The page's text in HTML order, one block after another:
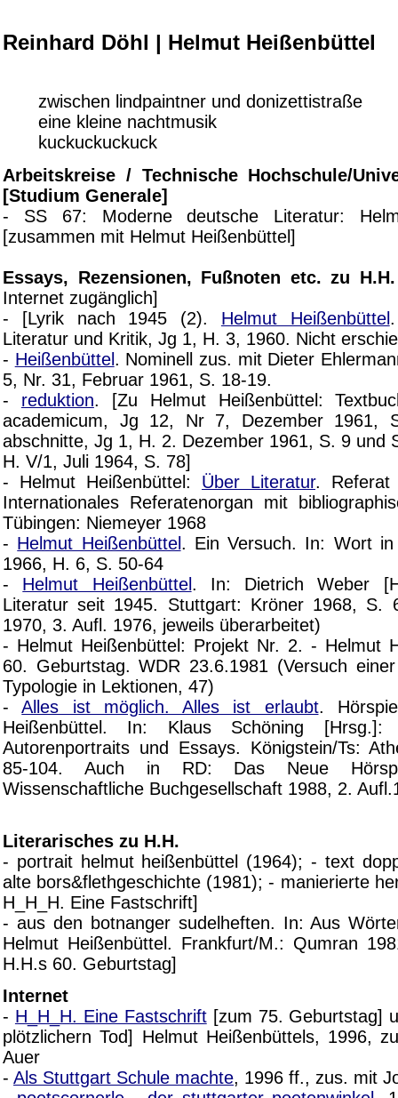
Reinhard Döhl | Helmut Heißenbüttel
zwischen lindpaintner und donizettistraße
eine kleine nachtmusik
kuckuckuckuck
Arbeitskreise / Technische Hochschule/
[Studium Generale]
- SS 67: Moderne deutsche Literatur:
[zusammen mit Helmut Heißenbüttel]
Essays, Rezensionen, Fußnoten etc. zu
Internet zugänglich]
- [Lyrik nach 1945 (2). Helmut Heißenbüttel
Literatur und Kritik, Jg 1, H. 3, 1960. Nicht
- Heißenbüttel. Nominell zus. mit Dieter
5, Nr. 31, Februar 1961, S. 18-19.
- reduktion. [Zu Helmut Heißenbüttel:
academicum, Jg 12, Nr 7, Dezember 1961,
abschnitte, Jg 1, H. 2. Dezember 1961, S. 9 und
H. V/1, Juli 1964, S. 78]
- Helmut Heißenbüttel: Über Literatur. Referat
Internationales Referatenorgan mit
Tübingen: Niemeyer 1968
- Helmut Heißenbüttel. Ein Versuch. In: Wort
1966, H. 6, S. 50-64
- Helmut Heißenbüttel. In: Dietrich Weber
Literatur seit 1945. Stuttgart: Kröner 1968, S.
1970, 3. Aufl. 1976, jeweils überarbeitet)
- Helmut Heißenbüttel: Projekt Nr. 2. - Helmut
60. Geburtstag. WDR 23.6.1981 (Versuch
Typologie in Lektionen, 47)
-Alles ist möglich. Alles ist erlaubt.
Heißenbüttel. In: Klaus Schöning [Hrsg.]:
Autorenportraits und Essays. Königstein/Ts:
85-104. Auch in RD: Das Neue
Wissenschaftliche Buchgesellschaft 1988, 2.
Literarisches zu H.H.
- portrait helmut heißenbüttel (1964); - text
alte bors&flethgeschichte (1981); - manierierte
H_H_H. Eine Fastschrift]
- aus den botnanger sudelheften. In: Aus
Helmut Heißenbüttel. Frankfurt/M.: Qumran
H.H.s 60. Geburtstag]
Internet
- H_H_H. Eine Fastschrift[zum 75. Geburtstag]
plötzlichern Tod] Helmut Heißenbüttels, 1996,
Auer
- Als Stuttgart Schule machte, 1996 ff., zus. mit